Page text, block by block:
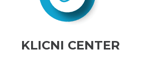
KLICNI CENTER